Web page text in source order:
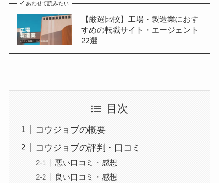
あわせて読みたい
【厳選比較】工場・製造業におす
すめの転職サイト・エージェント
22選
目次
コウジョブの概要
コウジョブの評判・口コミ
悪い口コミ・感想
良い口コミ・感想